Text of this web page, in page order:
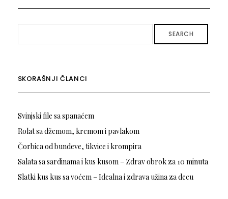
SEARCH
SKORAŠNJI ČLANCI
Svinjski file sa spanaćem
Rolat sa džemom, kremom i pavlakom
Čorbica od bundeve, tikvice i krompira
Salata sa sardinama i kus kusom – Zdrav obrok za 10 minuta
Slatki kus kus sa voćem – Idealna i zdrava užina za decu